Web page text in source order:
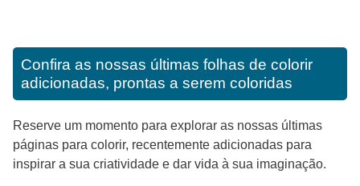
Confira as nossas últimas folhas de colorir
adicionadas, prontas a serem coloridas
Reserve um momento para explorar as nossas últimas
páginas para colorir, recentemente adicionadas para
inspirar a sua criatividade e dar vida à sua imaginação.